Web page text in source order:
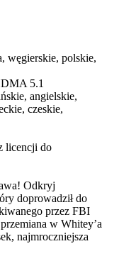
węgierskie, polskie,
5.1
angielskie,
czeskie,
licencji do
Odkryj
doprowadził do
przez FBI
w Whitey’a
najmroczniejsza